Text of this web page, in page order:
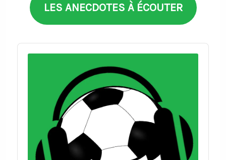
LES ANECDOTES À ÉCOUTER
Audio
Player